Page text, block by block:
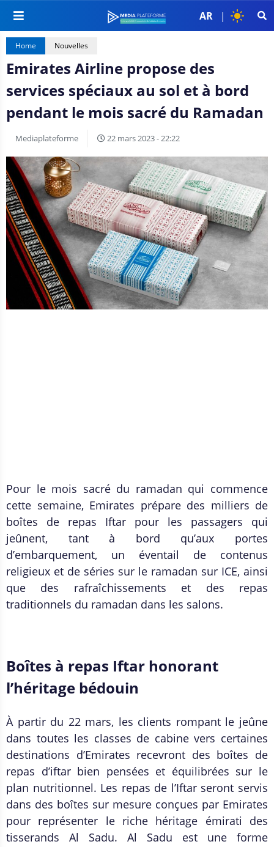
AR |
Home Nouvelles
Emirates Airline propose des
services spéciaux au sol et à bord
pendant le mois sacré du Ramadan
Mediaplateforme 22 mars 2023 - 22:22
Pour le mois sacré du ramadan qui commence
cette semaine, Emirates prépare des milliers de
boîtes de repas Iftar pour les passagers qui
jeûnent, tant à bord qu’aux portes
d’embarquement, un éventail de contenus
religieux et de séries sur le ramadan sur ICE, ainsi
que des rafraîchissements et des repas
traditionnels du ramadan dans les salons.
Boîtes à repas Iftar honorant
l’héritage bédouin
À partir du 22 mars, les clients rompant le jeûne
dans toutes les classes de cabine vers certaines
destinations d’Emirates recevront des boîtes de
repas d’iftar bien pensées et équilibrées sur le
plan nutritionnel. Les repas de l’Iftar seront servis
dans des boîtes sur mesure conçues par Emirates
pour représenter le riche héritage émirati des
tisserands Al Sadu. Al Sadu est une forme